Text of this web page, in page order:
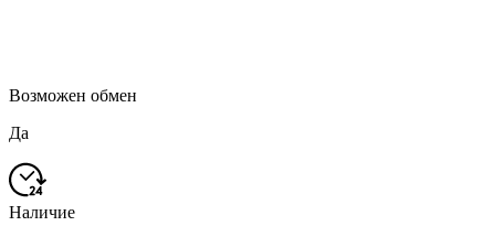
Возможен обмен
Да
Наличие